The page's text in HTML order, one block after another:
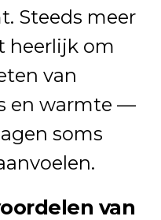
Steeds meer
heerlijk om
van
en warmte —
soms
van